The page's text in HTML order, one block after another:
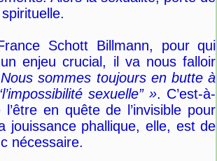
Schott Billmann, pour qui
enjeu crucial, il va nous falloir
sommes toujours en butte à
sexuelle” ». C’est-à-
en quête de l’invisible pour
jouissance phallique, elle, est de
nécessaire.